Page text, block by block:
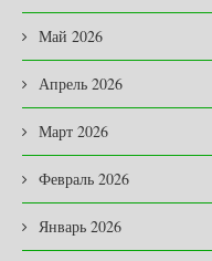
Май 2026
Апрель 2026
Март 2026
Февраль 2026
Январь 2026